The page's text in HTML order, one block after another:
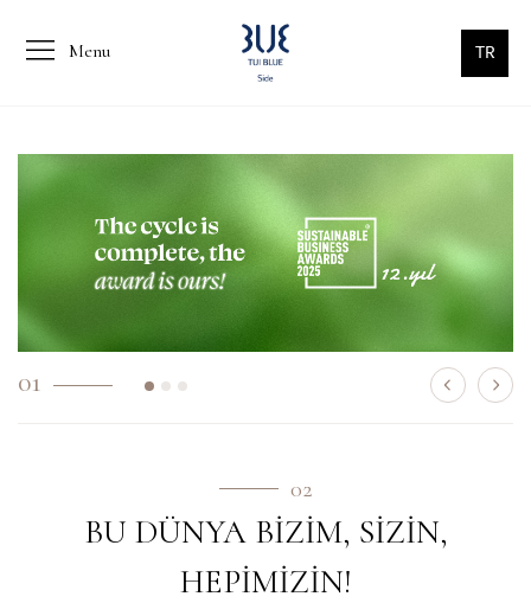
Menu TR
01
02
BU DÜNYA BİZİM, SİZİN,
HEPİMİZİN!